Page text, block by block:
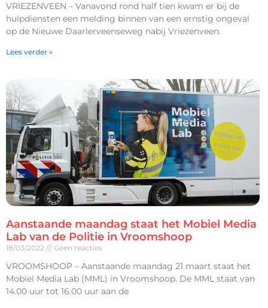
VRIEZENVEEN – Vanavond rond half tien kwam er bij de
hulpdiensten een melding binnen van een ernstig ongeval
op de Nieuwe Daarlerveenseweg nabij Vriezenveen.
Lees verder »
Aanstaande maandag staat het Mobiel Media
Lab van de Politie in Vroomshoop
18/03/2022 Geen reacties
VROOMSHOOP – Aanstaande maandag 21 maart staat het
Mobiel Media Lab (MML) in Vroomshoop. De MML staat van
14.00 uur tot 16.00 uur aan de